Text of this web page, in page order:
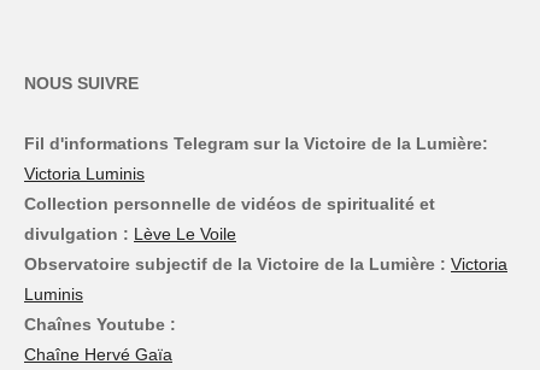
NOUS SUIVRE
Fil d'informations Telegram sur la Victoire de la Lumière:
Victoria Luminis
Collection personnelle de vidéos de spiritualité et
divulgation : Lève Le Voile
Observatoire subjectif de la Victoire de la Lumière : Victoria
Luminis
Chaînes Youtube :
Chaîne Hervé Gaïa